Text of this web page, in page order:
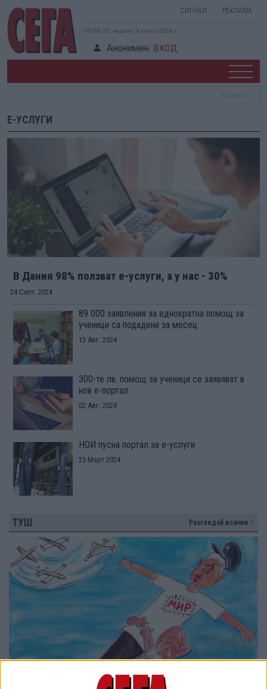
СИГНАЛ РЕКЛАМА
09:59:25, неделя, 9 август 2026 г.
Анонимен ВХОД
Е-УСЛУГИ
В Дания 98% ползват е-услуги, а у нас - 30%
24 Септ. 2024
89 000 заявления за еднократна помощ за
ученици са подадени за месец
13 Авг. 2024
300-те лв. помощ за ученици се заявяват в
нов е-портал
02 Авг. 2024
НОИ пусна портал за е-услуги
25 Март 2024
ТУШ Разгледай всички